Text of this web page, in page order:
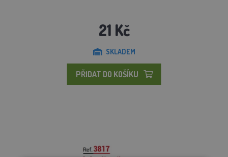
21 Kč
SKLADEM
PŘIDAT DO KOŠÍKU